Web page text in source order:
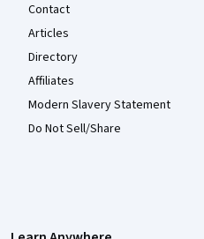
Contact
Articles
Directory
Affiliates
Modern Slavery Statement
Do Not Sell/Share